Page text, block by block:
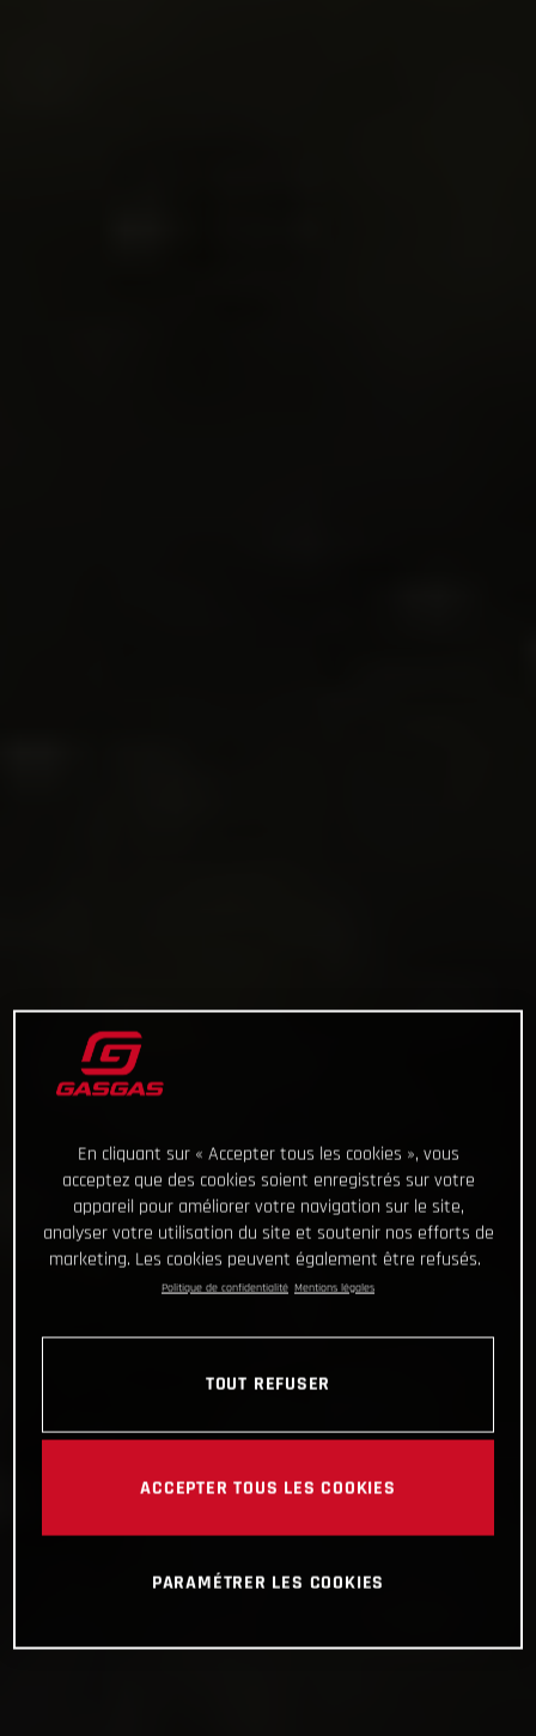
En cliquant sur « Accepter tous les cookies », vous
acceptez que des cookies soient enregistrés sur votre
appareil pour améliorer votre navigation sur le site,
analyser votre utilisation du site et soutenir nos efforts de
marketing. Les cookies peuvent également être refusés.
Politique de confidentialité Mentions légales
TOUT REFUSER
ACCEPTER TOUS LES COOKIES
PARAMÉTRER LES COOKIES